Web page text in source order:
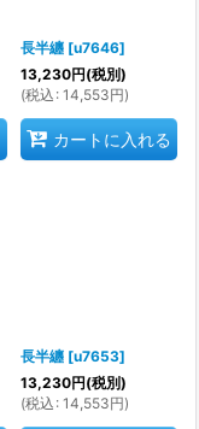
長半纏 [u7646]
13,230円(税別)
(税込 : 14,553円)
カートに入れる
長半纏 [u7653]
13,230円(税別)
(税込 : 14,553円)